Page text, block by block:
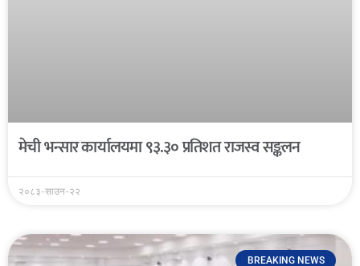
मेची भन्सार कार्यालयमा ९३.३० प्रतिशत राजस्व सङ्कलन
२०८३-साउन-२२
BREAKING NEWS